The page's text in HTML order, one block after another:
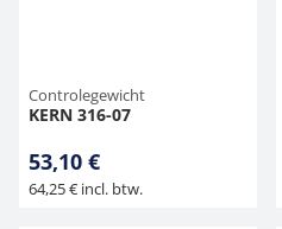
Controlegewicht
KERN 316-07
53,10 €
64,25 € incl. btw.